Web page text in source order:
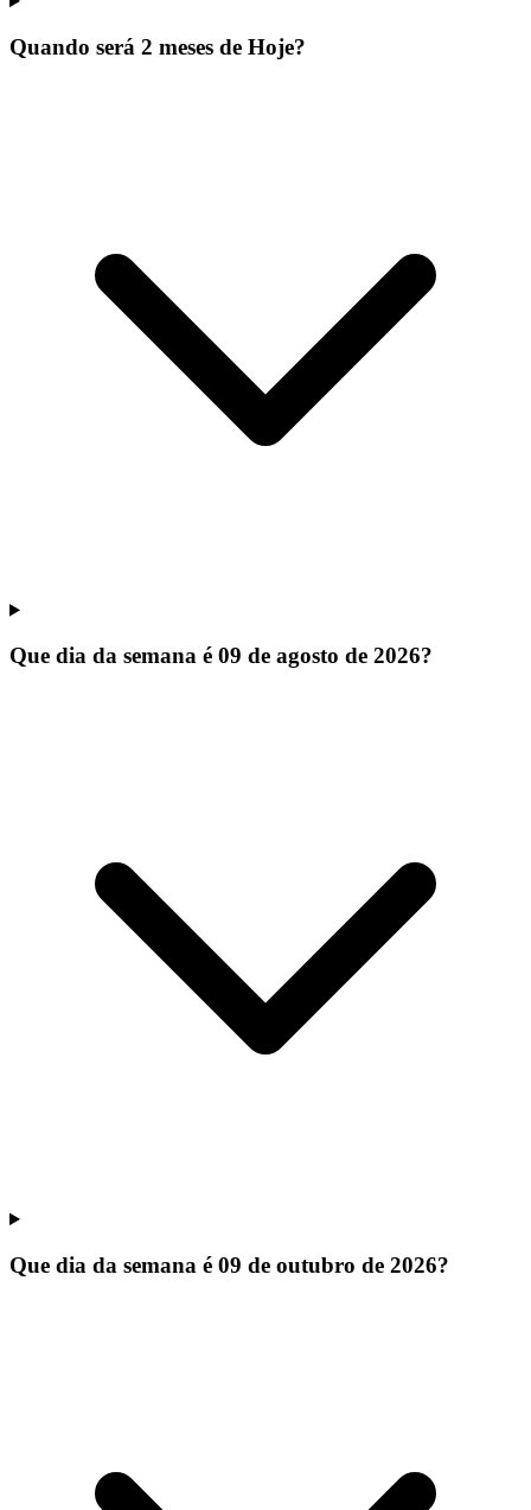
Quando será 2 meses de Hoje?
Que dia da semana é 09 de agosto de 2026?
Que dia da semana é 09 de outubro de 2026?